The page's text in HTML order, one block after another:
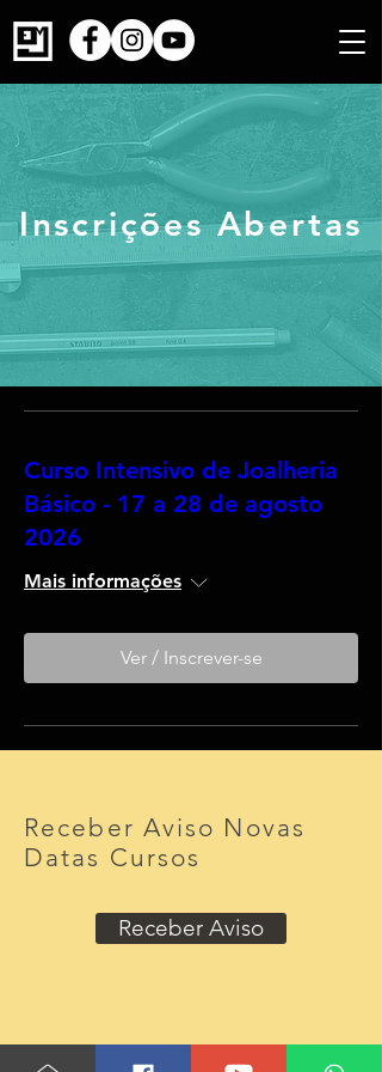
Inscrições Abertas
Curso Intensivo de Joalheria
Básico - 17 a 28 de agosto
2026
Mais informações
Ver / Inscrever-se
Receber Aviso Novas
Datas Cursos
Receber Aviso